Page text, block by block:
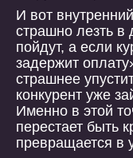
И вот
страшно лезть
пойдут, а если
задержит
страшнее
конкурент уже
Именно в этой
перестает быть
превращается в